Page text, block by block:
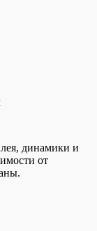
динамики и
от